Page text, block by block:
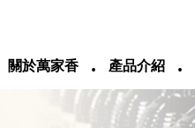
關於萬家香 ‧ 產品介紹 ‧